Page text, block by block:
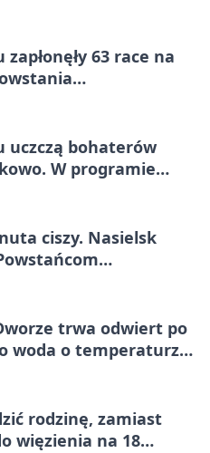
63 race na
uczczą bohaterów
W programie
ciszy. Nasielsk
trwa odwiert po
woda o temperaturze
rodzinę, zamiast
więzienia na 18